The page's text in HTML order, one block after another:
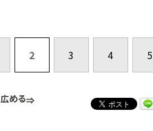
2 3 4 5
める